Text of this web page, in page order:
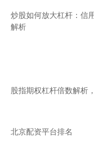
炒股如何放大杠杆：信
解析
股指期权杠杆倍数解析
北京配资平台排名